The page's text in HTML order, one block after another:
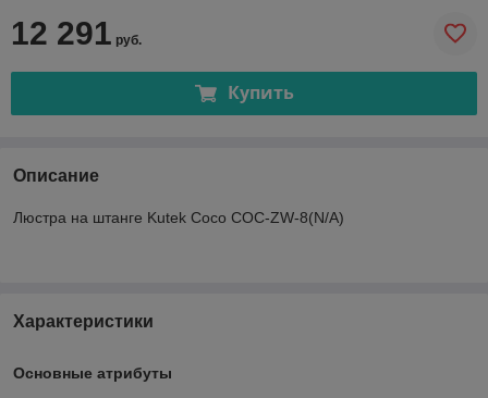
12 291 руб.
Купить
Описание
Люстра на штанге Kutek Coco COC-ZW-8(N/A)
Характеристики
Основные атрибуты